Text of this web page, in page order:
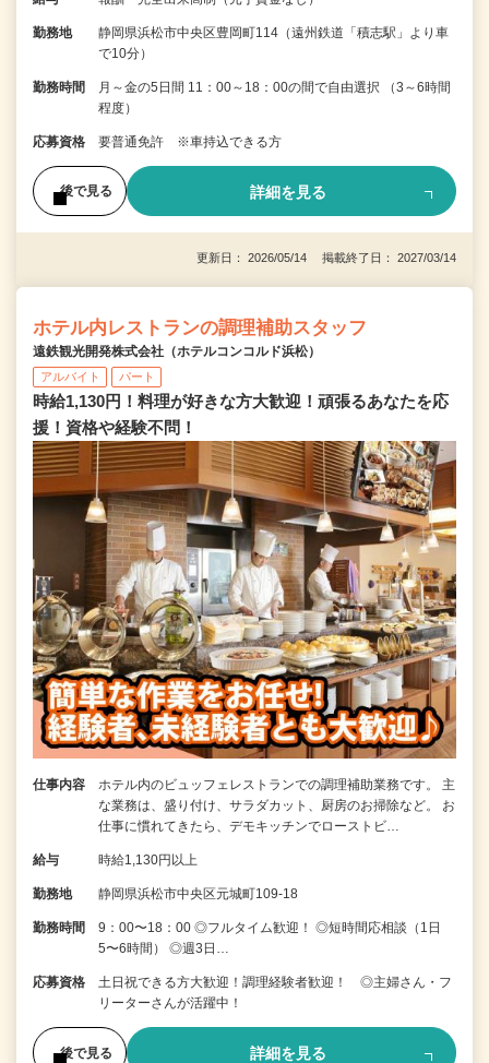
勤務地
静岡県浜松市中央区豊岡町114（遠州鉄道「積志駅」より車
で10分）
勤務時間
月～金の5日間 11：00～18：00の間で自由選択 （3～6時間
程度）
応募資格 要普通免許 ※車持込できる方
後で見る 詳細を見る
更新日： 2026/05/14 掲載終了日： 2027/03/14
ホテル内レストランの調理補助スタッフ
遠鉄観光開発株式会社（ホテルコンコルド浜松）
アルバイト パート
時給1,130円！料理が好きな方大歓迎！頑張るあなたを応
援！資格や経験不問！
仕事内容
ホテル内のビュッフェレストランでの調理補助業務です。 主
な業務は、盛り付け、サラダカット、厨房のお掃除など。 お
仕事に慣れてきたら、デモキッチンでローストビ…
給与 時給1,130円以上
勤務地 静岡県浜松市中央区元城町109-18
勤務時間
9：00〜18：00 ◎フルタイム歓迎！ ◎短時間応相談（1日
5〜6時間） ◎週3日…
応募資格
土日祝できる方大歓迎！調理経験者歓迎！ ◎主婦さん・フ
リーターさんが活躍中！
後で見る 詳細を見る